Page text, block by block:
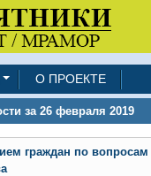
О ПРОЕКТЕ
за 26 февраля 2019
граждан по